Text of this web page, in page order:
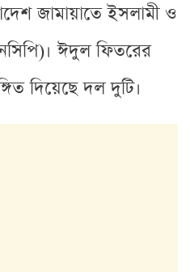
জামায়াতে ইসলামী ও
ঈদুল ফিতরের
দিয়েছে দল দুটি।